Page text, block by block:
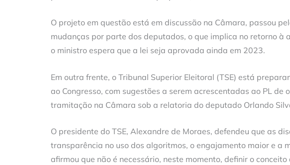
O projeto em questão está em discussão na Câmara, passou
mudanças por parte dos deputados, o que implica no retorno à
o ministro espera que a lei seja aprovada ainda em 2023.
Em outra frente, o Tribunal Superior Eleitoral (TSE) está
ao Congresso, com sugestões a serem acrescentadas ao PL de
tramitação na Câmara sob a relatoria do deputado Orlando
O presidente do TSE, Alexandre de Moraes, defendeu que as
transparência no uso dos algoritmos, o engajamento maior e a
afirmou que não é necessário, neste momento, definir o